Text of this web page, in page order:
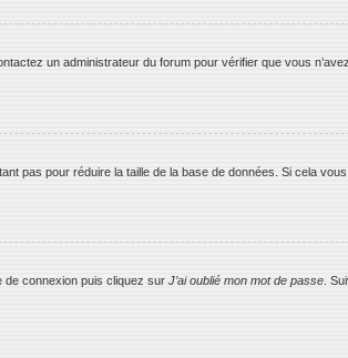
un administrateur du forum pour vérifier que vous
pas pour réduire la taille de la base de données. Si cela
de connexion puis cliquez sur J’ai oublié mon mot de passe .